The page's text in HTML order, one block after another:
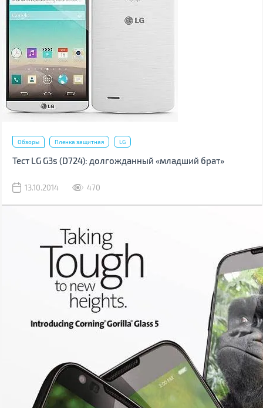
Обзоры Пленка защитная LG
Тест LG G3s (D724): долгожданный «младший брат»
13.10.2014 470